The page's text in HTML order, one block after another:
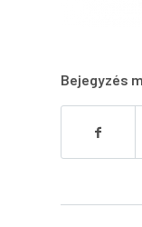
Bejegyzés